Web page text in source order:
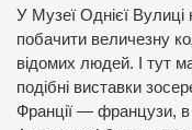
У Музеї Однієї Вулиці
побачити величезну
відомих людей. І тут
подібні виставки
Франції — французи, в